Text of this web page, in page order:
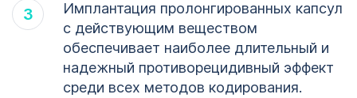
Имплантация пролонгированных капсул
с действующим веществом
обеспечивает наиболее длительный и
надежный противорецидивный эффект
среди всех методов кодирования.